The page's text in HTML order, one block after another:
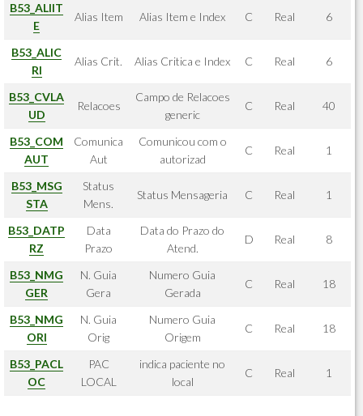
B53_ALIIT
E
Alias Item Alias Item e Index C Real 6
B53_ALIC
RI
Alias Crit. Alias Critica e Index C Real 6
B53_CVLA
UD
Relacoes
Campo de Relacoes
generic
C Real 40
B53_COM
AUT
Comunica
Aut
Comunicou com o
autorizad
C Real 1
B53_MSG
STA
Status
Mens.
Status Mensageria C Real 1
B53_DATP
RZ
Data
Prazo
Data do Prazo do
Atend.
D Real 8
B53_NMG
GER
N. Guia
Gera
Numero Guia
Gerada
C Real 18
B53_NMG
ORI
N. Guia
Orig
Numero Guia
Origem
C Real 18
B53_PACL
OC
PAC
LOCAL
indica paciente no
local
C Real 1